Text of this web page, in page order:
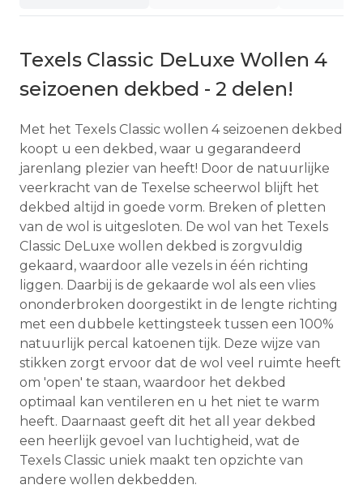
Texels Classic DeLuxe Wollen 4
seizoenen dekbed - 2 delen!
Met het Texels Classic wollen 4 seizoenen dekbed
koopt u een dekbed, waar u gegarandeerd
jarenlang plezier van heeft! Door de natuurlijke
veerkracht van de Texelse scheerwol blijft het
dekbed altijd in goede vorm. Breken of pletten
van de wol is uitgesloten. De wol van het Texels
Classic DeLuxe wollen dekbed is zorgvuldig
gekaard, waardoor alle vezels in één richting
liggen. Daarbij is de gekaarde wol als een vlies
ononderbroken doorgestikt in de lengte richting
met een dubbele kettingsteek tussen een 100%
natuurlijk percal katoenen tijk. Deze wijze van
stikken zorgt ervoor dat de wol veel ruimte heeft
om 'open' te staan, waardoor het dekbed
optimaal kan ventileren en u het niet te warm
heeft. Daarnaast geeft dit het all year dekbed
een heerlijk gevoel van luchtigheid, wat de
Texels Classic uniek maakt ten opzichte van
andere wollen dekbedden.